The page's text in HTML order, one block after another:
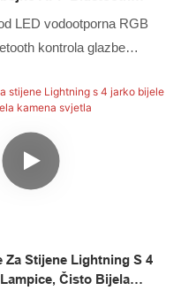
Automobila
LED vodootporna RGB
kontrola glazbe
ispitivanja i dobila
izvozne certifikate. Ima
strukture i izgled,
i predvodeći trendove
Kingshowstar ima neke
Za Stijene Lightning S 4
Čisto Bijela